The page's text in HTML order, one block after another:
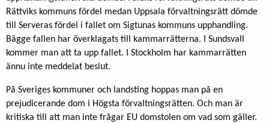
Rättviks kommuns fördel medan Uppsala förvaltningsrätt dömde
till Serveras fördel i fallet om Sigtunas kommuns upphandling.
Bägge fallen har överklagats till kammarrätterna. I Sundsvall
kommer man att ta upp fallet. I Stockholm har kammarrätten
ännu inte meddelat beslut.
På Sveriges kommuner och landsting hoppas man på en
prejudicerande dom i Högsta förvaltningsrätten. Och man är
kritiska till att man inte frågar EU domstolen om vad som gäller.